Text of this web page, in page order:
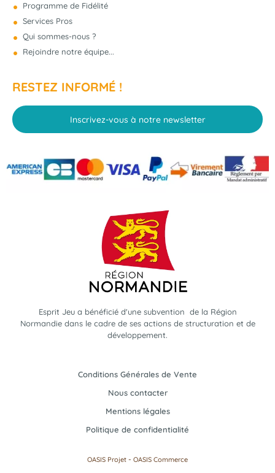
Programme de Fidélité
Services Pros
Qui sommes-nous ?
Rejoindre notre équipe...
RESTEZ INFORMÉ !
Inscrivez-vous à notre newsletter
Esprit Jeu a bénéficié d'une subvention de la Région
Normandie dans le cadre de ses actions de structuration et de
développement.
Conditions Générales de Vente
Nous contacter
Mentions légales
Politique de confidentialité
OASIS Projet - OASIS Commerce